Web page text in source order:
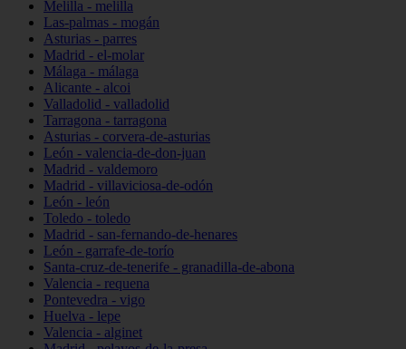
Melilla - melilla
Las-palmas - mogán
Asturias - parres
Madrid - el-molar
Málaga - málaga
Alicante - alcoi
Valladolid - valladolid
Tarragona - tarragona
Asturias - corvera-de-asturias
León - valencia-de-don-juan
Madrid - valdemoro
Madrid - villaviciosa-de-odón
León - león
Toledo - toledo
Madrid - san-fernando-de-henares
León - garrafe-de-torío
Santa-cruz-de-tenerife - granadilla-de-abona
Valencia - requena
Pontevedra - vigo
Huelva - lepe
Valencia - alginet